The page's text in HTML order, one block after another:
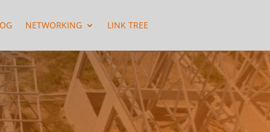
NETWORKING LINK TREE